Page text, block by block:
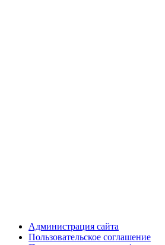
Администрация сайта
Пользовательское соглашение